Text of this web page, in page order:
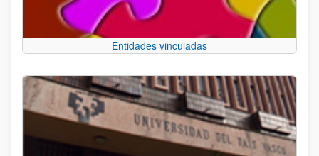
Entidades vinculadas